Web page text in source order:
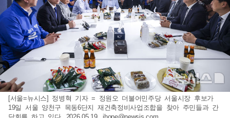
[서울=뉴시스] 정병혁 기자 = 정원오 더불어민주당 서울시장 후보가
19일 서울 양천구 목동6단지 재건축정비사업조합을 찾아 주민들과 간